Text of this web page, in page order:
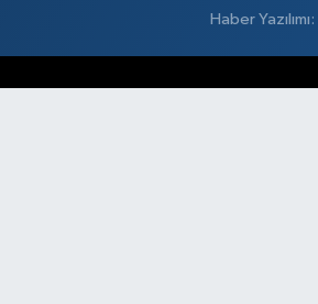
Haber Yazılımı: